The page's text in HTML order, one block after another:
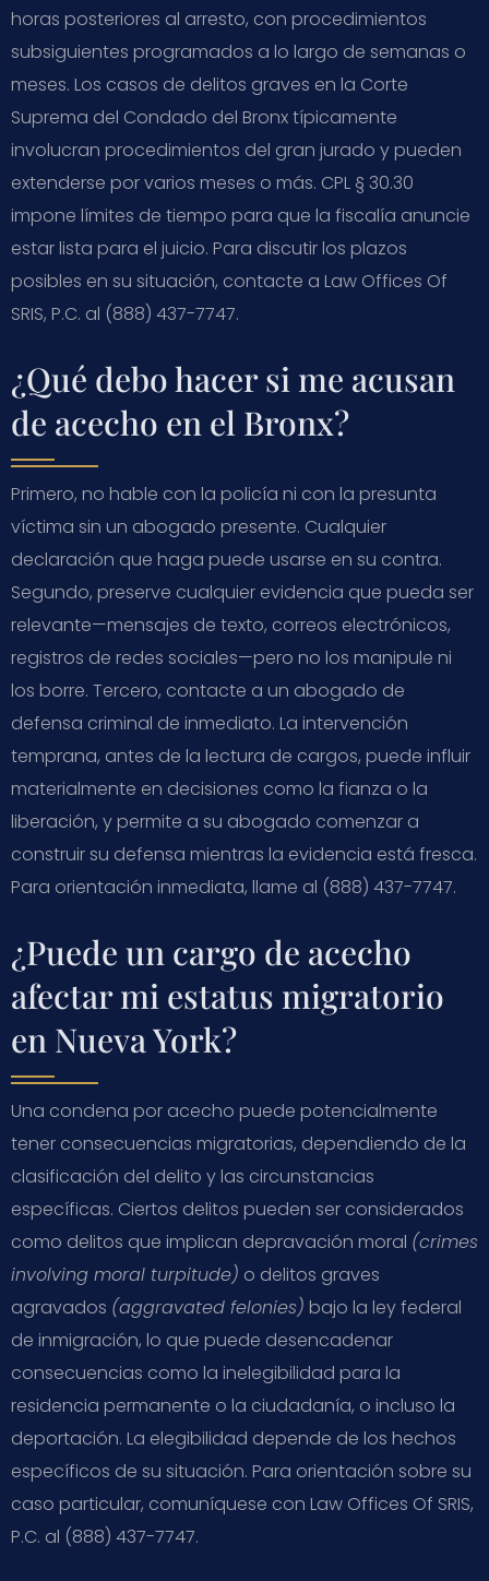
horas posteriores al arresto, con procedimientos
subsiguientes programados a lo largo de semanas o
meses. Los casos de delitos graves en la Corte
Suprema del Condado del Bronx típicamente
involucran procedimientos del gran jurado y pueden
extenderse por varios meses o más. CPL § 30.30
impone límites de tiempo para que la fiscalía anuncie
estar lista para el juicio. Para discutir los plazos
posibles en su situación, contacte a Law Offices Of
SRIS, P.C. al (888) 437-7747.
¿Qué debo hacer si me acusan
de acecho en el Bronx?
Primero, no hable con la policía ni con la presunta
víctima sin un abogado presente. Cualquier
declaración que haga puede usarse en su contra.
Segundo, preserve cualquier evidencia que pueda ser
relevante—mensajes de texto, correos electrónicos,
registros de redes sociales—pero no los manipule ni
los borre. Tercero, contacte a un abogado de
defensa criminal de inmediato. La intervención
temprana, antes de la lectura de cargos, puede influir
materialmente en decisiones como la fianza o la
liberación, y permite a su abogado comenzar a
construir su defensa mientras la evidencia está fresca.
Para orientación inmediata, llame al (888) 437-7747.
¿Puede un cargo de acecho
afectar mi estatus migratorio
en Nueva York?
Una condena por acecho puede potencialmente
tener consecuencias migratorias, dependiendo de la
clasificación del delito y las circunstancias
específicas. Ciertos delitos pueden ser considerados
como delitos que implican depravación moral (crimes
involving moral turpitude) o delitos graves
agravados (aggravated felonies) bajo la ley federal
de inmigración, lo que puede desencadenar
consecuencias como la inelegibilidad para la
residencia permanente o la ciudadanía, o incluso la
deportación. La elegibilidad depende de los hechos
específicos de su situación. Para orientación sobre su
caso particular, comuníquese con Law Offices Of SRIS,
P.C. al (888) 437-7747.